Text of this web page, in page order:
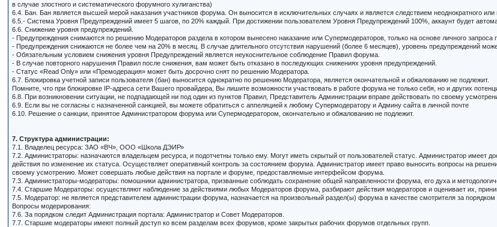
в случае злостного и систематического форумного хулиганства)
6.4. Бан. Бан является высшей мерой наказания участников форума. Он выносится в исключительных случаях и является следствием неоднократного
6.5.- Система Уровня Предупреждений имеет 5 шагов, по 20% каждый. При достижении пользователем Уровня Предупреждений 100%, аккаунт будет
6.6. Снижение уровня предупреждений.
- Предупреждения снимаются по решению Модераторов раздела в котором вынесено наказание или Супермодераторов, только на основе личного запроса
- Предупреждения снижаются не более чем на 20% в месяц. В случае длительного отсутствия нарушений (более 6 месяцев), уровень предупреждений
- Обязательным условием снижения уровня Предупреждений является неукоснительное соблюдение Правил форума.
- В случае повторного нарушения Правил после снижения, вам может быть отказано в последующих снижениях уровня предупреждений.
- Статус «Read Only» или «Премодерация» может быть досрочно снят по решению Модератора.
6.7. Блокировка учетной записи пользователя (бан) выносится однократно по решению Модератора, является окончательной и обжалованию не подлежит.
Помните, что при блокировке IP-адреса сети Вашего провайдера, Вы лишите возможности участвовать в работе форума не только себя, но и других
6.8. При возникновении ситуации, не подпадающей ни под один из пунктов Правил, Представитель Администрации вправе действовать по своему
6.9. Если вы не согласны с назначенной санкцией, вы можете обратиться с аппеляцией к любому Супермодератору и Админу сайта в личной почте
6.10. Решение о санкции, принятое Администратором форума или Супермодератором, окончательно и обжалованию не подлежит.
7. Структура администрации:
7.1. Владелец ресурса: ЗАО «ВЧ», ООО «Школа ДЭИР»
7.2. Администраторы: назначаются владельцем ресурса, и подотчетны только ему. Могут иметь скрытый от пользователей статус. Администратор
действия по изменение их статуса. Осуществляет оперативный контроль за состоянием форума. Администратор имеет право выносить вопросы на
своему усмотрению. Может совершать любые действия на портале и форуме, предоставляемые интерфейсом форума.
7.3. Администраторы-модераторы: помошники администратора, призванные соблюдать сохранение общей направленности форума, его духа и
7.4. Старшие Модераторы: осуществляют наблюдение за действиями любых Модераторов форума, разбирают действия модераторов и оценивает их,
7.5. Модератор: не является представителем администрации форума, назначается на произвольный раздел(ы) форума в качестве смотрителя за порядком
Вопросы модерирования:
7.6. За порядком следит Администрация портала: Администратор и Совет Модераторов.
7.7. Старшие модераторы имеют полный доступ ко всем разделам всех форумов, кроме закрытых рабочих форумов отдельных групп.